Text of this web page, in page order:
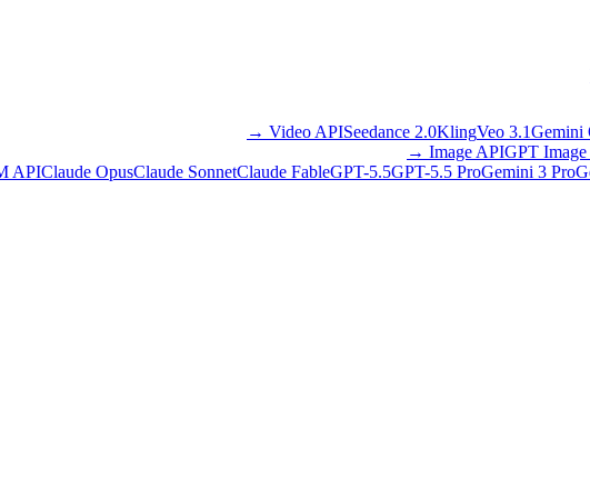
Video APISeedance 2.0KlingVeo 3.1Gemini
→
Image APIGPT Image
→
APIClaude OpusClaude SonnetClaude FableGPT-5.5GPT-5.5 ProGemini 3 Pro